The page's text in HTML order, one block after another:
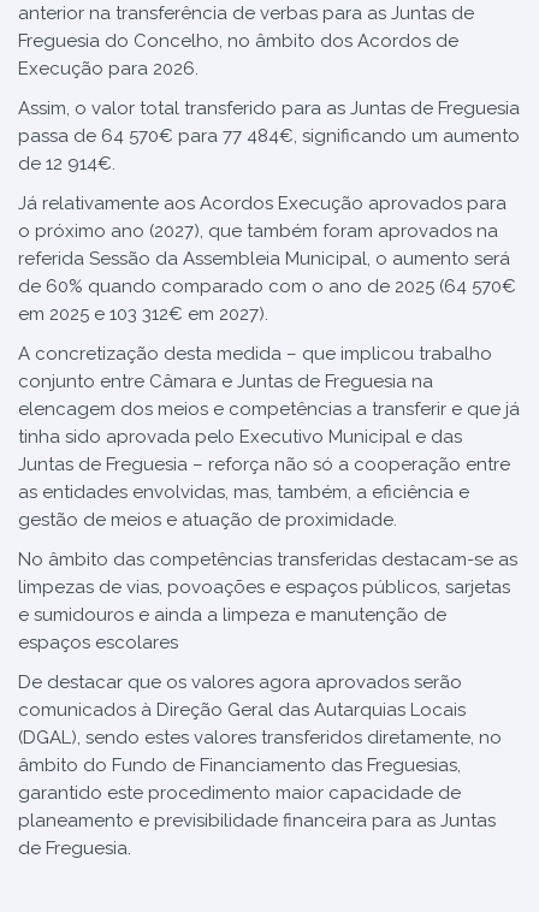
anterior na transferência de verbas para as Juntas de
Freguesia do Concelho, no âmbito dos Acordos de
Execução para 2026.
Assim, o valor total transferido para as Juntas de Freguesia
passa de 64 570€ para 77 484€, significando um aumento
de 12 914€.
Já relativamente aos Acordos Execução aprovados para
o próximo ano (2027), que também foram aprovados na
referida Sessão da Assembleia Municipal, o aumento será
de 60% quando comparado com o ano de 2025 (64 570€
em 2025 e 103 312€ em 2027).
A concretização desta medida – que implicou trabalho
conjunto entre Câmara e Juntas de Freguesia na
elencagem dos meios e competências a transferir e que já
tinha sido aprovada pelo Executivo Municipal e das
Juntas de Freguesia – reforça não só a cooperação entre
as entidades envolvidas, mas, também, a eficiência e
gestão de meios e atuação de proximidade.
No âmbito das competências transferidas destacam-se as
limpezas de vias, povoações e espaços públicos, sarjetas
e sumidouros e ainda a limpeza e manutenção de
espaços escolares
De destacar que os valores agora aprovados serão
comunicados à Direção Geral das Autarquias Locais
(DGAL), sendo estes valores transferidos diretamente, no
âmbito do Fundo de Financiamento das Freguesias,
garantido este procedimento maior capacidade de
planeamento e previsibilidade financeira para as Juntas
de Freguesia.